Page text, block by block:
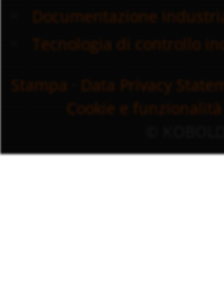
Documentazione
Tecnologia di controllo
Stampa
Data Privacy
Cookie e funzionalità